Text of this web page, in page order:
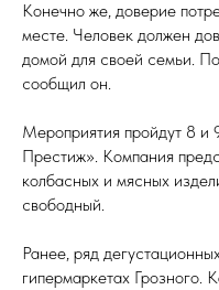
Конечно же, доверие
месте. Человек должен
домой для своей семьи.
сообщил он.
Мероприятия пройдут 8 и
Престиж». Компания
колбасных и мясных
свободный.
Ранее, ряд
гипермаркетах Грозного.